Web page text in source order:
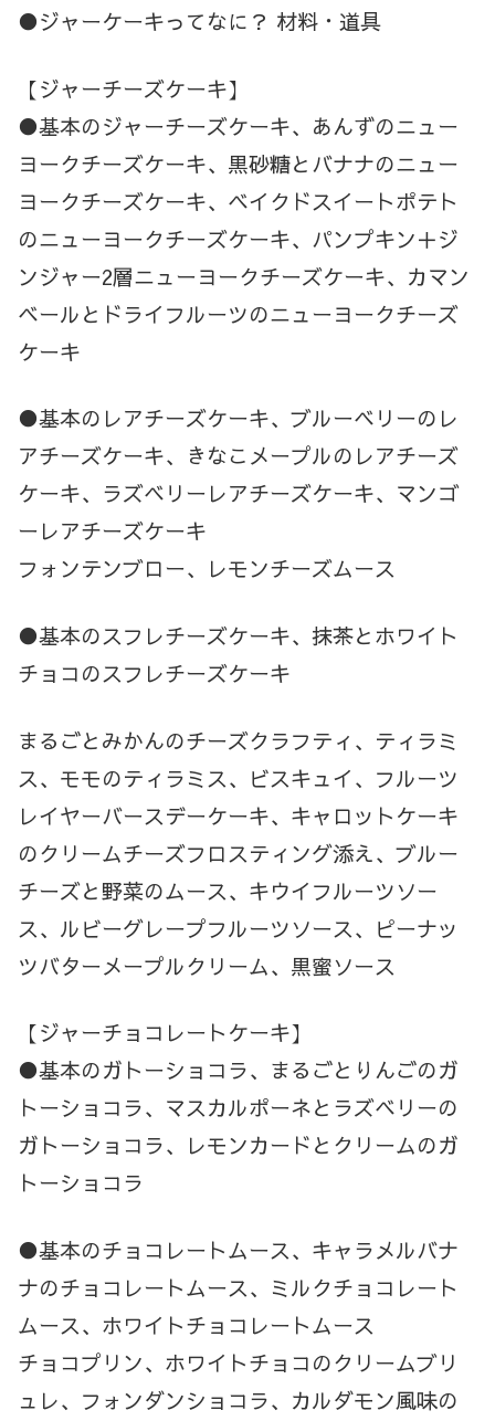
●ジャーケーキってなに？ 材料・道具
【ジャーチーズケーキ】
●基本のジャーチーズケーキ、あんずのニュー
ヨークチーズケーキ、黒砂糖とバナナのニュー
ヨークチーズケーキ、ベイクドスイートポテト
のニューヨークチーズケーキ、パンプキン＋ジ
ンジャー2層ニューヨークチーズケーキ、カマン
ベールとドライフルーツのニューヨークチーズ
ケーキ
●基本のレアチーズケーキ、ブルーベリーのレ
アチーズケーキ、きなこメープルのレアチーズ
ケーキ、ラズベリーレアチーズケーキ、マンゴ
ーレアチーズケーキ
フォンテンブロー、レモンチーズムース
●基本のスフレチーズケーキ、抹茶とホワイト
チョコのスフレチーズケーキ
まるごとみかんのチーズクラフティ、ティラミ
ス、モモのティラミス、ビスキュイ、フルーツ
レイヤーバースデーケーキ、キャロットケーキ
のクリームチーズフロスティング添え、ブルー
チーズと野菜のムース、キウイフルーツソー
ス、ルビーグレープフルーツソース、ピーナッ
ツバターメープルクリーム、黒蜜ソース
【ジャーチョコレートケーキ】
●基本のガトーショコラ、まるごとりんごのガ
トーショコラ、マスカルポーネとラズベリーの
ガトーショコラ、レモンカードとクリームのガ
トーショコラ
●基本のチョコレートムース、キャラメルバナ
ナのチョコレートムース、ミルクチョコレート
ムース、ホワイトチョコレートムース
チョコプリン、ホワイトチョコのクリームブリ
ュレ、フォンダンショコラ、カルダモン風味の